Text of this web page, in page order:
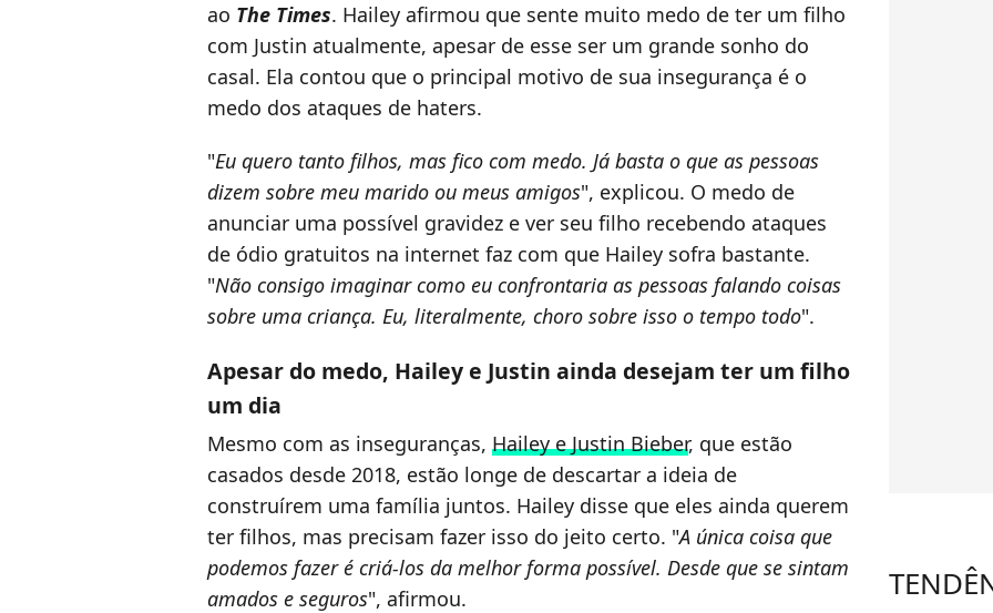
ao The Times. Hailey afirmou que sente muito medo de ter um filho
com Justin atualmente, apesar de esse ser um grande sonho do
casal. Ela contou que o principal motivo de sua insegurança é o
medo dos ataques de haters.
"Eu quero tanto filhos, mas fico com medo. Já basta o que as pessoas
dizem sobre meu marido ou meus amigos", explicou. O medo de
anunciar uma possível gravidez e ver seu filho recebendo ataques
de ódio gratuitos na internet faz com que Hailey sofra bastante.
"Não consigo imaginar como eu confrontaria as pessoas falando coisas
sobre uma criança. Eu, literalmente, choro sobre isso o tempo todo".
Apesar do medo, Hailey e Justin ainda desejam ter um filho
um dia
Mesmo com as inseguranças, Hailey e Justin Bieber, que estão
casados desde 2018, estão longe de descartar a ideia de
construírem uma família juntos. Hailey disse que eles ainda querem
ter filhos, mas precisam fazer isso do jeito certo. "A única coisa que
podemos fazer é criá-los da melhor forma possível. Desde que se sintam
amados e seguros", afirmou.